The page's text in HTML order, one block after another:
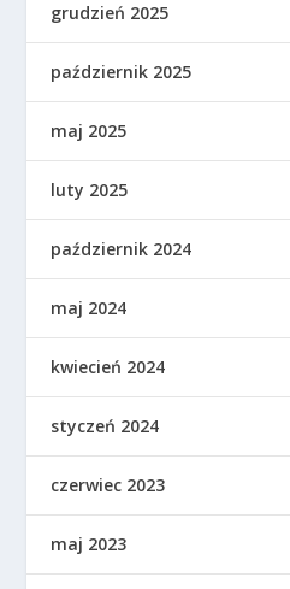
grudzień 2025
październik 2025
maj 2025
luty 2025
październik 2024
maj 2024
kwiecień 2024
styczeń 2024
czerwiec 2023
maj 2023